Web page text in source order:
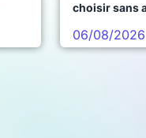
choisir sans
06/08/2026